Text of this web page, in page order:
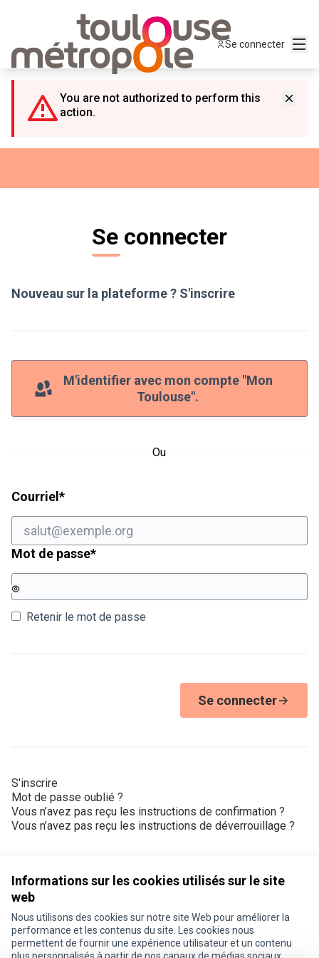
Informations sur les cookies utilisés sur le site
web
Nous utilisons des cookies sur notre site Web pour améliorer la
performance et les contenus du site. Les cookies nous
permettent de fournir une expérience utilisateur et un contenu
Se connecter
You are not authorized to perform this
action.
Se connecter
Nouveau sur la plateforme ? S'inscrire
M'identifier avec mon compte "Mon
Toulouse".
Ou
Courriel *Champ obligatoire
Mot de passe*Champ obligatoire
Retenir le mot de passe
Se connecter
S'inscrire
Mot de passe oublié ?
Vous n’avez pas reçu les instructions de confirmation ?
Vous n’avez pas reçu les instructions de déverrouillage ?
Conditions d'utilisation
Paramètres des cookies
Je participe ! sur X
Je participe ! sur Facebook
Je participe ! sur Instagram